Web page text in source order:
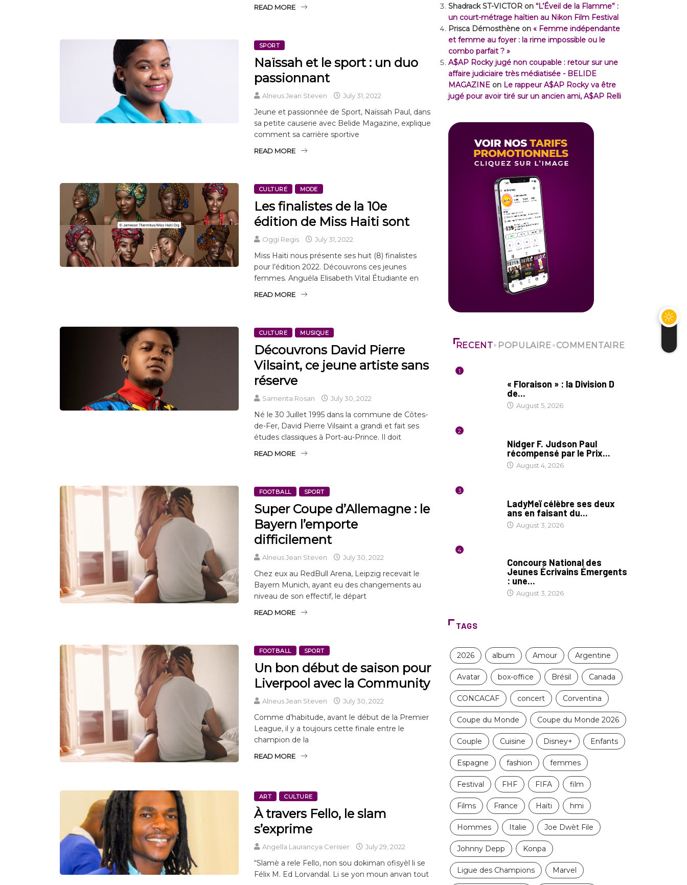
READ MORE
SPORT
Naïssah et le sport : un duo
passionnant
Alneus Jean Steven July 31, 2022
Jeune et passionnée de Sport, Naïssah Paul, dans
sa petite causerie avec Belide Magazine, explique
comment sa carrière sportive
READ MORE
CULTURE MODE
Les finalistes de la 10e
édition de Miss Haiti sont
Oggi Regis July 31, 2022
Miss Haiti nous présente ses huit (8) finalistes
pour l’édition 2022. Découvrons ces jeunes
femmes. Anguéla Elisabeth Vital Étudiante en
READ MORE
CULTURE MUSIQUE
Découvrons David Pierre
Vilsaint, ce jeune artiste sans
réserve
Samenta Rosan July 30, 2022
Né le 30 Juillet 1995 dans la commune de Côtes-
de-Fer, David Pierre Vilsaint a grandi et fait ses
études classiques à Port-au-Prince. Il doit
READ MORE
FOOTBALL SPORT
Super Coupe d’Allemagne : le
Bayern l’emporte
difficilement
Alneus Jean Steven July 30, 2022
Chez eux au RedBull Arena, Leipzig recevait le
Bayern Munich, ayant eu des changements au
niveau de son effectif, le départ
READ MORE
FOOTBALL SPORT
Un bon début de saison pour
Liverpool avec la Community
Alneus Jean Steven July 30, 2022
Comme d’habitude, avant le début de la Premier
League, il y a toujours cette finale entre le
champion de la
READ MORE
ART CULTURE
À travers Fello, le slam
s’exprime
Angella Laurancya Cerisier July 29, 2022
“Slamè a rele Fello, non sou dokiman ofisyèl li se
Félix M. Ed Lorvandal. Li se yon moun anvan tout
Shadrack ST-VICTOR on “L’Éveil de la Flamme” :
un court-métrage haïtien au Nikon Film Festival
Prisca Démosthène on « Femme indépendante
et femme au foyer : la rime impossible ou le
combo parfait ? »
A$AP Rocky jugé non coupable : retour sur une
affaire judiciaire très médiatisée - BELIDE
MAGAZINE on Le rappeur A$AP Rocky va être
jugé pour avoir tiré sur un ancien ami, A$AP Relli
RECENT POPULAIRE COMMENTAIRE
1
« Floraison » : la Division D
de...
August 5, 2026
2
Nidger F. Judson Paul
récompensé par le Prix...
August 4, 2026
3
LadyMeï célèbre ses deux
ans en faisant du...
August 3, 2026
4
Concours National des
Jeunes Écrivains Émergents
: une...
August 3, 2026
TAGS
2026 album Amour Argentine
Avatar box-office Brésil Canada
CONCACAF concert Corventina
Coupe du Monde Coupe du Monde 2026
Couple Cuisine Disney+ Enfants
Espagne fashion femmes
Festival FHF FIFA film
Films France Haïti hmi
Hommes Italie Joe Dwèt File
Johnny Depp Konpa
Ligue des Champions Marvel